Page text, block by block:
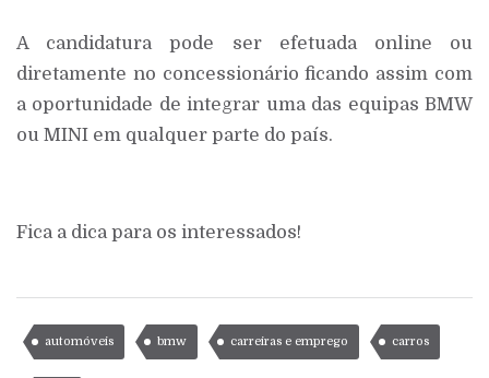
A candidatura pode ser efetuada online ou
diretamente no concessionário ficando assim com
a oportunidade de integrar uma das equipas BMW
ou MINI em qualquer parte do país.
Fica a dica para os interessados!
automóveis bmw carreiras e emprego carros